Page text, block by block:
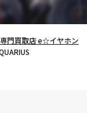
門買取店 e☆イヤホン